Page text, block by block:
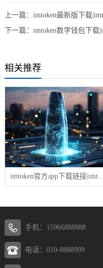
上一篇： imtoken最新版下载
下一篇： imtoken数字钱包下载
相关推荐
imtoken官方app下载链接|imtoken钱包卖币是真的吗
手机：15966888888
电话：010-8888999